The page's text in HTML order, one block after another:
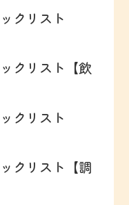
クリスト
クリスト【飲
クリスト
クリスト【調